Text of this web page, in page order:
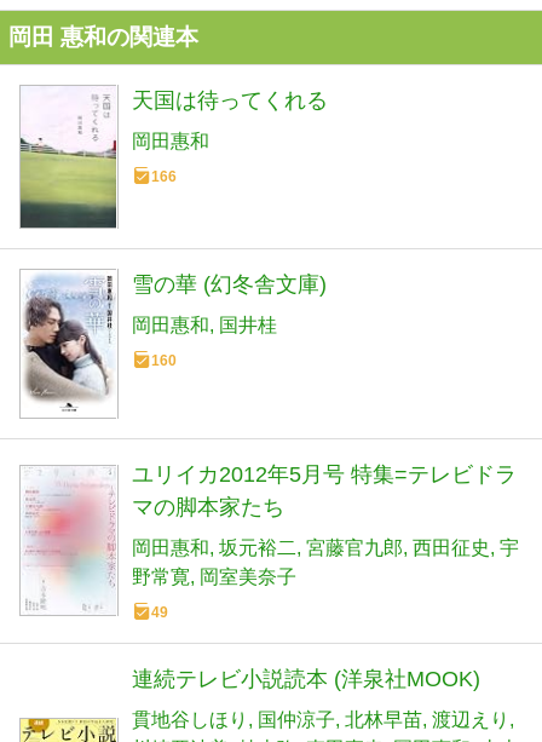
岡田 惠和の関連本
天国は待ってくれる
岡田惠和
166
雪の華 (幻冬舎文庫)
岡田惠和 国井桂
160
ユリイカ2012年5月号 特集=テレビドラ
マの脚本家たち
岡田惠和 坂元裕二 宮藤官九郎 西田征史 宇
野常寛
岡室美奈子
49
連続テレビ小説読本 (洋泉社MOOK)
貫地谷しほり 国仲涼子 北林早苗 渡辺えり